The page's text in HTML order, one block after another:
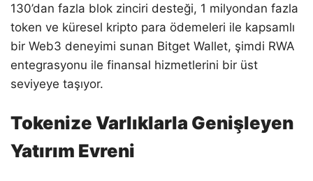
130’dan fazla blok zinciri desteği, 1 milyondan fazla
token ve küresel kripto para ödemeleri ile kapsamlı
bir Web3 deneyimi sunan Bitget Wallet, şimdi RWA
entegrasyonu ile finansal hizmetlerini bir üst
seviyeye taşıyor.
Tokenize Varlıklarla Genişleyen
Yatırım Evreni